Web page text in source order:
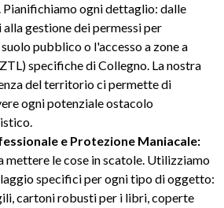
Pianifichiamo ogni dettaglio: dalle
gestione dei permessi per
pubblico o l'accesso a zone a
specifiche di Collegno. La nostra
del territorio ci permette di
ogni potenziale ostacolo
e Protezione Maniacale:
mettere le cose in scatole. Utilizziamo
specifici per ogni tipo di oggetto:
cartoni robusti per i libri, coperte